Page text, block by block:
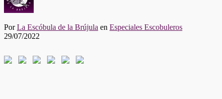
PorLa Escóbula de la Brújula en Especiales Escobuleros
29/07/2022